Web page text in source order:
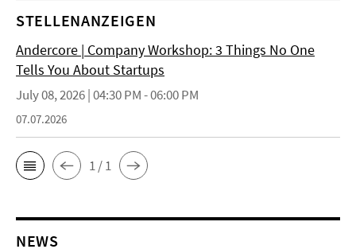
STELLENANZEIGEN
Andercore | Company Workshop: 3 Things No One
Tells You About Startups
July 08, 2026 | 04:30 PM - 06:00 PM
07.07.2026
1 / 1
NEWS